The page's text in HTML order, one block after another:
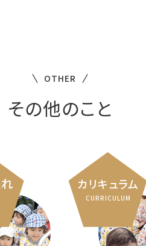
OTHER
その他のこと
カリキュラム
CURRICULUM